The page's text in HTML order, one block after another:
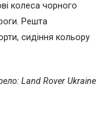
колеса чорного
Решта
сидіння кольору
Land Rover Ukraine